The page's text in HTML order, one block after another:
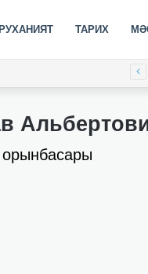
РУХАНИЯТ ТАРИХ